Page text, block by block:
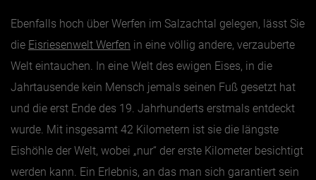
Ebenfalls hoch über Werfen im Salzachtal gelegen, lässt Sie
die Eisriesenwelt Werfen in eine völlig andere, verzauberte
Welt eintauchen. In eine Welt des ewigen Eises, in die
Jahrtausende kein Mensch jemals seinen Fuß gesetzt hat
und die erst Ende des 19. Jahrhunderts erstmals entdeckt
wurde. Mit insgesamt 42 Kilometern ist sie die längste
Eishöhle der Welt, wobei „nur“ der erste Kilometer besichtigt
werden kann. Ein Erlebnis, an das man sich garantiert sein